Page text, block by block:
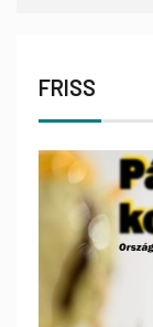
FRISS